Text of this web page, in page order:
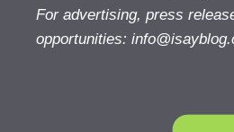
For advertising, press
opportunities: